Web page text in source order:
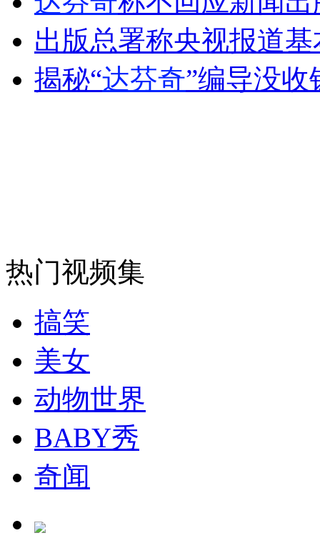
安徽一实载49人客车翻车
纽约上演“枕头大战”
司机酒驾遇交警 急速倒车逃窜
出版总署称央视报道
揭秘“达芬奇”编导没收
热门视频集
搞笑
美女
动物世界
BABY秀
奇闻